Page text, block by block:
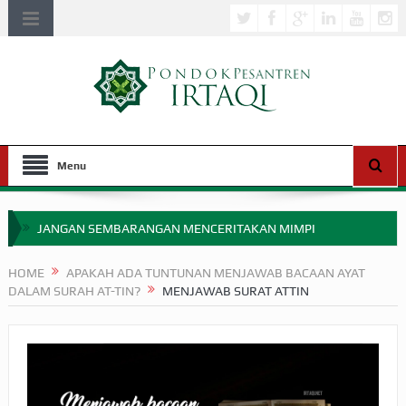
Menu
JANGAN SEMBARANGAN MENCERITAKAN MIMPI
MIMPI YANG DIABAIKAN MENJELANG PERANG BADAR
HAKIKAT NIKMAT DI DUNIA!
HOME
APAKAH ADA TUNTUNAN MENJAWAB BACAAN AYAT
DALAM SURAH AT-TIN?
MENJAWAB SURAT ATTIN